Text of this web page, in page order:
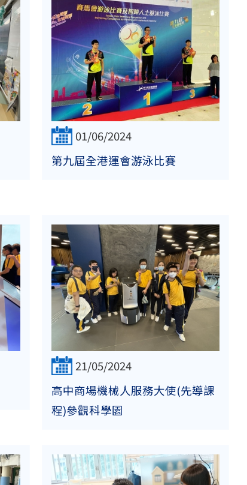
01/06/2024
第九屆全港運會游泳比賽
21/05/2024
高中商場機械人服務大使(先導課
程)參觀科學園